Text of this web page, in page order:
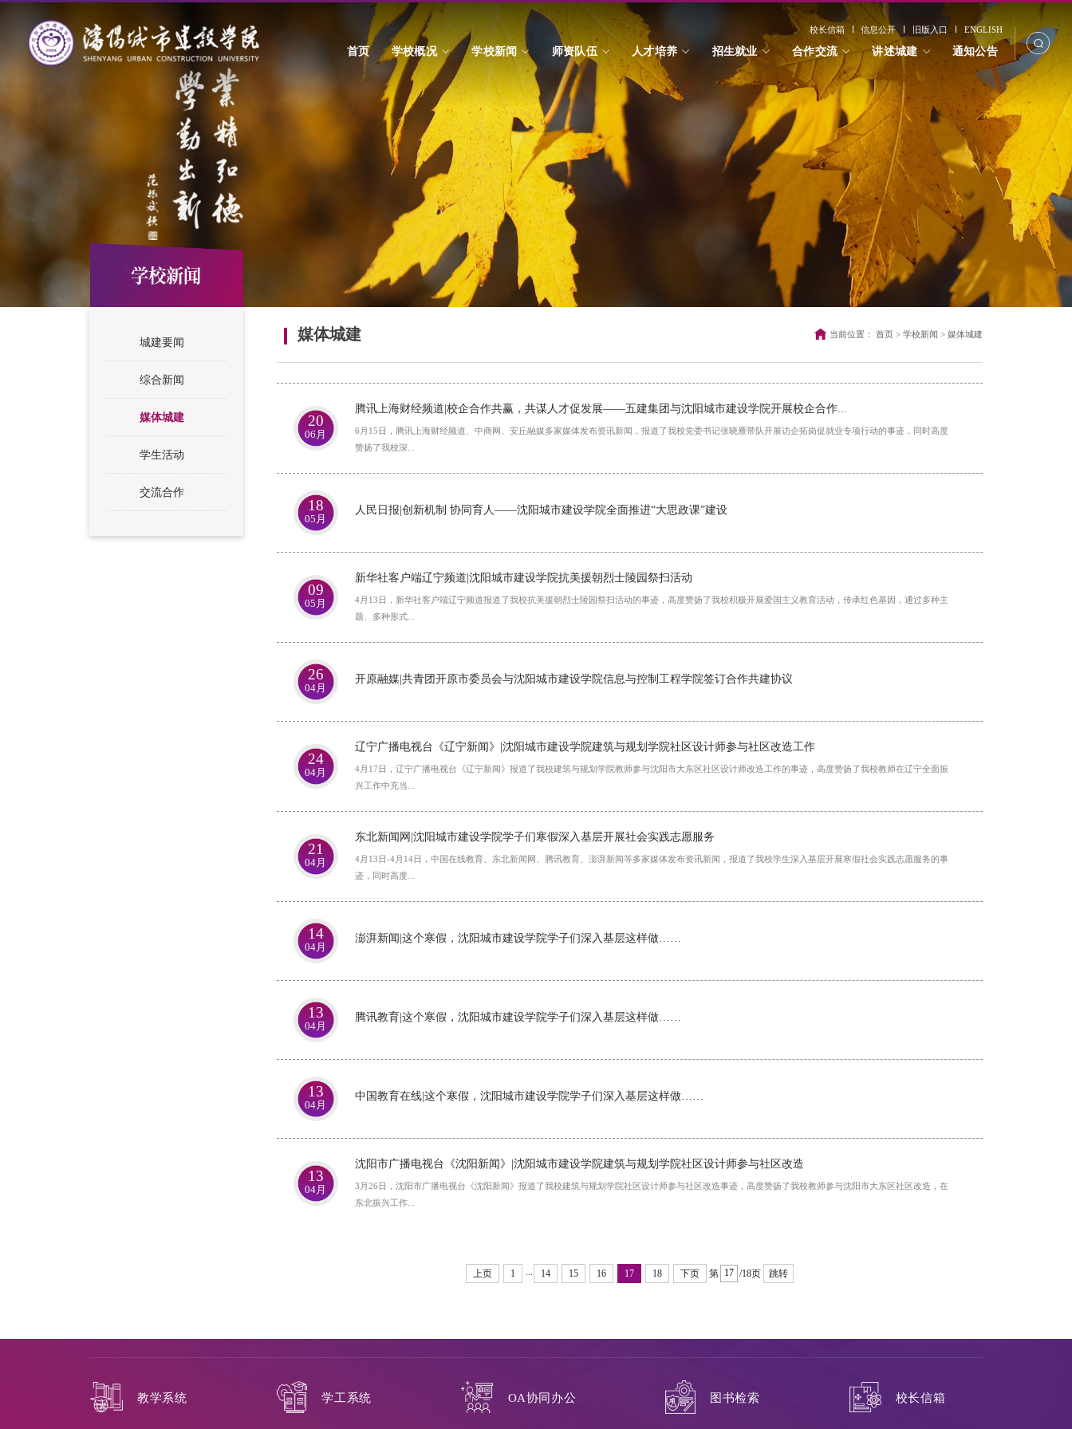
校长信箱 信息公开 旧版入口 ENGLISH
首页 学校概况 学校新闻 师资队伍 人才培养 招生就业 合作交流 讲述城建 通知公告
学校新闻
城建要闻
综合新闻
媒体城建
学生活动
交流合作
媒体城建 当前位置： 首页> 学校新闻 > 媒体城建
20
06月
腾讯上海财经频道|校企合作共赢，共谋人才促发展——五建集团与沈阳城市建设学院开展校企合作...
6月15日，腾讯上海财经频道、中商网、安丘融媒多家媒体发布资讯新闻，报道了我校党委书记张晓雁带队开展访企拓岗促就业专项行动的事迹，同时高度
赞扬了我校深...
18
05月
人民日报|创新机制 协同育人——沈阳城市建设学院全面推进“大思政课”建设
09
05月
新华社客户端辽宁频道|沈阳城市建设学院抗美援朝烈士陵园祭扫活动
4月13日，新华社客户端辽宁频道报道了我校抗美援朝烈士陵园祭扫活动的事迹，高度赞扬了我校积极开展爱国主义教育活动，传承红色基因，通过多种主
题、多种形式...
26
04月
开原融媒|共青团开原市委员会与沈阳城市建设学院信息与控制工程学院签订合作共建协议
24
04月
辽宁广播电视台《辽宁新闻》|沈阳城市建设学院建筑与规划学院社区设计师参与社区改造工作
4月17日，辽宁广播电视台《辽宁新闻》报道了我校建筑与规划学院教师参与沈阳市大东区社区设计师改造工作的事迹，高度赞扬了我校教师在辽宁全面振
兴工作中充当...
21
04月
东北新闻网|沈阳城市建设学院学子们寒假深入基层开展社会实践志愿服务
4月13日-4月14日，中国在线教育、东北新闻网、腾讯教育、澎湃新闻等多家媒体发布资讯新闻，报道了我校学生深入基层开展寒假社会实践志愿服务的事
迹，同时高度...
14
04月
澎湃新闻|这个寒假，沈阳城市建设学院学子们深入基层这样做……
13
04月
腾讯教育|这个寒假，沈阳城市建设学院学子们深入基层这样做……
13
04月
中国教育在线|这个寒假，沈阳城市建设学院学子们深入基层这样做……
13
04月
沈阳市广播电视台《沈阳新闻》|沈阳城市建设学院建筑与规划学院社区设计师参与社区改造
3月26日，沈阳市广播电视台《沈阳新闻》报道了我校建筑与规划学院社区设计师参与社区改造事迹，高度赞扬了我校教师参与沈阳市大东区社区改造，在
东北振兴工作...
上页 1 ... 14 15 16 17 18 下页 第 /18页 跳转
教学系统 学工系统 OA协同办公 图书检索 校长信箱